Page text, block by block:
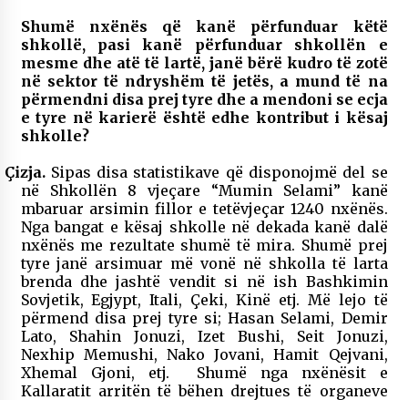
Shumë nxënës që kanë përfunduar këtë
shkollë, pasi kanë përfunduar shkollën e
mesme dhe atë të lartë, janë bërë kudro të zotë
në sektor të ndryshëm të jetës, a mund të na
përmendni disa prej tyre dhe a mendoni se ecja
e tyre në karierë është edhe kontribut i kësaj
shkolle?
Çizja. Sipas disa statistikave që disponojmë del se
në Shkollën 8 vjeçare “Mumin Selami”
kanë
mbaruar arsimin fillor e tetëvjeçar 1240 nxënës.
Nga bangat e kësaj shkolle në dekada kanë dalë
nxënës me rezultate shumë të mira. Shumë prej
tyre janë arsimuar më vonë në shkolla të larta
brenda dhe jashtë vendit si në ish Bashkimin
Sovjetik, Egjypt, Itali, Çeki, Kinë etj. Më lejo të
përmend disa prej tyre si; Hasan Selami, Demir
Lato, Shahin Jonuzi, Izet Bushi, Seit Jonuzi,
Nexhip Memushi, Nako Jovani, Hamit Qejvani,
Xhemal Gjoni, etj. Shumë nga nxënësit e
Kallaratit arritën të bëhen drejtues të organeve